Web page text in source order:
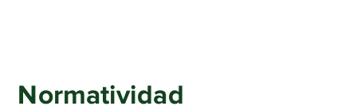
Normatividad